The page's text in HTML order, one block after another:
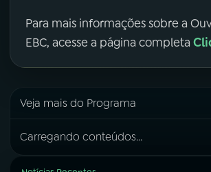
Para mais informações sobre a
EBC, acesse a página completa
Veja mais do Programa
Carregando conteúdos...